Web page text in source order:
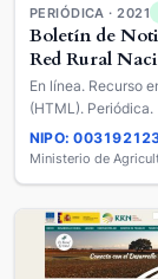
PERIÓDICA · 2021
Boletín de
Red Rural
En línea. Recurso
(HTML). Periódica.
NIPO: